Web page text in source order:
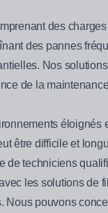
des
des pannes
Nos
de la
être difficile et
de techniciens
les solutions de
pouvons